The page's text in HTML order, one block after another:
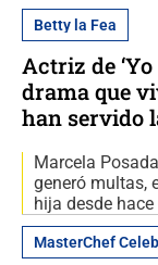
Betty la Fea
Actriz de
drama que
han servido
Marcela
generó multas,
hija desde
MasterChef